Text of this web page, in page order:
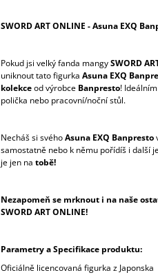
SWORD ART ONLINE - Asuna EXQ
Pokud jsi velký fanda mangySWORD
uniknout tato figurka Asuna EXQ
kolekceod výrobce Banpresto!
polička nebo pracovní/noční stůl.
Necháš si svéhoAsuna EXQ Banpresto
samostatně nebo k němu pořídíš i další
je jen na tobě!
Nezapomeň se mrknout i na naše
SWORD ART ONLINE!
Parametry a Specifikace produktu:
Oficiálně licencovaná figurka z Japonska